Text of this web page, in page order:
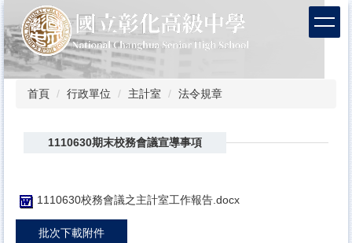
到
主
要
內
首頁 行政單位 主計室 法令規章
1110630期末校務會議宣導事項
1110630校務會議之主計室工作報告.docx
批次下載附件